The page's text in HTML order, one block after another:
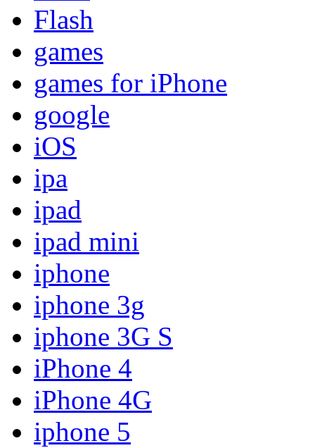
Flash
games
games for iPhone
google
iOS
ipa
ipad
ipad mini
iphone
iphone 3g
iphone 3G S
iPhone 4
iPhone 4G
iphone 5